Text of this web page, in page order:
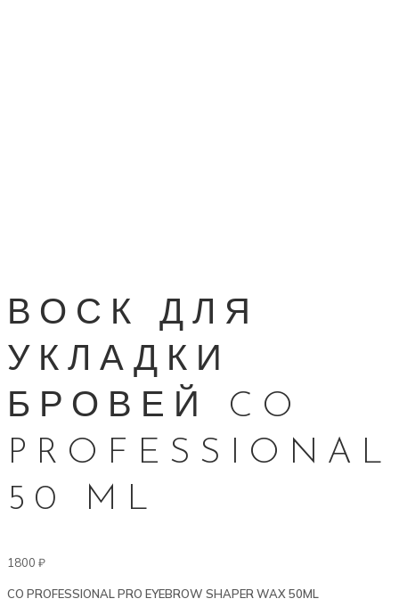
ВОСК ДЛЯ
УКЛАДКИ
БРОВЕЙ CO
PROFESSIONAL
50 ML
1800 ₽
CO PROFESSIONAL PRO EYEBROW SHAPER WAX 50ML